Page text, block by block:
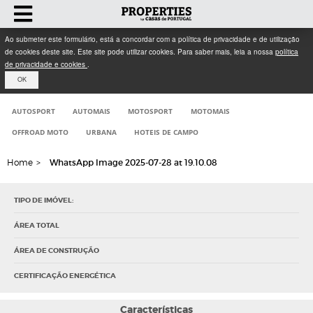
Ao submeter este formulário, está a concordar com a política de privacidade e de utilização
de cookies deste site. Este site pode utilizar cookies. Para saber mais, leia a nossa política
de privacidade e cookies .
OK
AUTOSPORT AUTOMAIS MOTOSPORT MOTOMAIS
OFFROAD MOTO URBANA HOTEIS DE CAMPO
Home > WhatsApp Image 2025-07-28 at 19.10.08
TIPO DE IMÓVEL:
ÁREA TOTAL
ÁREA DE CONSTRUÇÃO
CERTIFICAÇÃO ENERGÉTICA
Características